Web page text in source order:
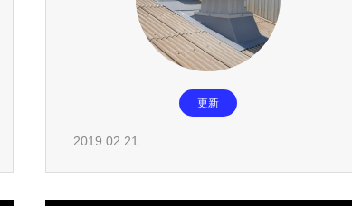
更新
2019.02.21